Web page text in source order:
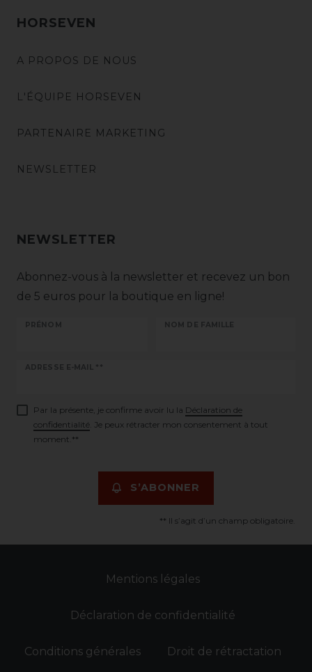
HORSEVEN
A PROPOS DE NOUS
L'ÉQUIPE HORSEVEN
PARTENAIRE MARKETING
NEWSLETTER
NEWSLETTER
Abonnez-vous à la newsletter et recevez un bon
de 5 euros pour la boutique en ligne!
PRÉNOM NOM DE FAMILLE
ADRESSE E-MAIL **
Ceres::Template.newsletterHoneypotLabel
Par la présente, je confirme avoir lu la Déclaration de
confidentialité . Je peux rétracter mon consentement à tout
moment.**
S’ABONNER
** Il s’agit d’un champ obligatoire.
Mentions légales
Déclaration de confidentialité
Conditions générales Droit de rétractation